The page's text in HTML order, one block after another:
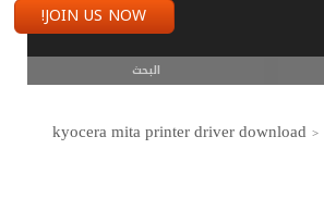
JOIN US NOW!
البحث
>